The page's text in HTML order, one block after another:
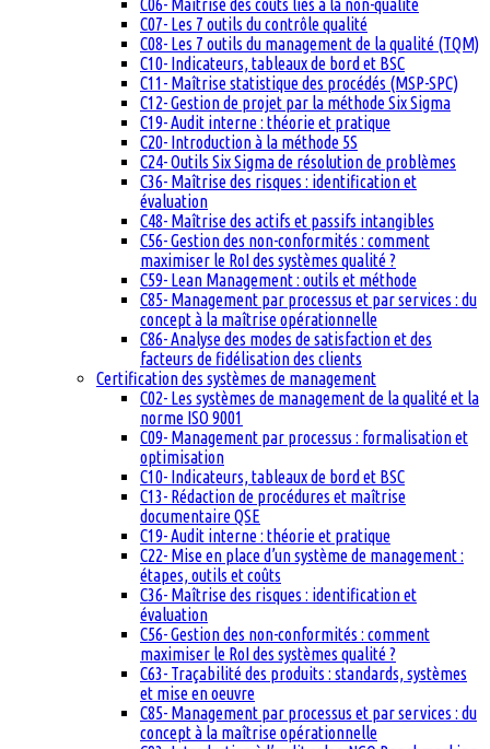
C06- Maîtrise des coûts liés à la non-qualité
C07- Les 7 outils du contrôle qualité
C08- Les 7 outils du management de la qualité (TQM)
C10- Indicateurs, tableaux de bord et BSC
C11- Maîtrise statistique des procédés (MSP-SPC)
C12- Gestion de projet par la méthode Six Sigma
C19- Audit interne : théorie et pratique
C20- Introduction à la méthode 5S
C24- Outils Six Sigma de résolution de problèmes
C36- Maîtrise des risques : identification et
évaluation
C48- Maîtrise des actifs et passifs intangibles
C56- Gestion des non-conformités : comment
maximiser le RoI des systèmes qualité ?
C59- Lean Management : outils et méthode
C85- Management par processus et par services : du
concept à la maîtrise opérationnelle
C86- Analyse des modes de satisfaction et des
facteurs de fidélisation des clients
Certification des systèmes de management
C02- Les systèmes de management de la qualité et la
norme ISO 9001
C09- Management par processus : formalisation et
optimisation
C10- Indicateurs, tableaux de bord et BSC
C13- Rédaction de procédures et maîtrise
documentaire QSE
C19- Audit interne : théorie et pratique
C22- Mise en place d’un système de management :
étapes, outils et coûts
C36- Maîtrise des risques : identification et
évaluation
C56- Gestion des non-conformités : comment
maximiser le RoI des systèmes qualité ?
C63- Traçabilité des produits : standards, systèmes
et mise en oeuvre
C85- Management par processus et par services : du
concept à la maîtrise opérationnelle